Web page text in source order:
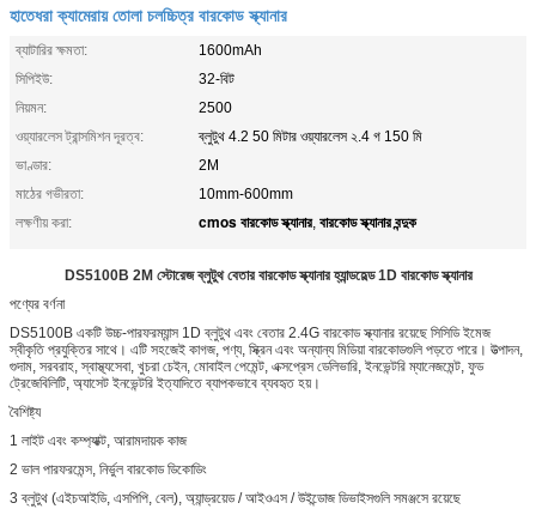
হাতেধরা ক্যামেরায় তোলা চলচ্চিত্র বারকোড স্ক্যানার
ব্যাটারির ক্ষমতা:
1600mAh
সিপিইউ:
32-বিট
নিয়মন:
2500
ওয়্যারলেস ট্রান্সমিশন দূরত্ব:
ব্লুটুথ 4.2 50 মিটার ওয়্যারলেস ২.4 গ ​​150 মি
ভাণ্ডার:
2M
মাঠের গভীরতা:
10mm-600mm
লক্ষণীয় করা:
cmos বারকোড স্ক্যানার, বারকোড স্ক্যানার বন্দুক
DS5100B 2M স্টোরেজ ব্লুটুথ বেতার বারকোড স্ক্যানার হ্যান্ডহেল্ড 1D বারকোড স্ক্যানার
পণ্যের বর্ণনা
DS5100B একটি উচ্চ-পারফরম্যান্স 1D ব্লুটুথ এবং বেতার 2.4G বারকোড স্ক্যানার রয়েছে সিসিডি ইমেজ
স্বীকৃতি প্রযুক্তির সাথে। এটি সহজেই কাগজ, পণ্য, স্ক্রিন এবং অন্যান্য মিডিয়া বারকোডগুলি পড়তে পারে। উত্পাদন,
গুদাম, সরবরাহ, স্বাস্থ্যসেবা, খুচরা চেইন, মোবাইল পেমেন্ট, এক্সপ্রেস ডেলিভারি, ইনভেন্টরি ম্যানেজমেন্ট, ফুড
ট্রেজেবিলিটি, অ্যাসেট ইনভেন্টরি ইত্যাদিতে ব্যাপকভাবে ব্যবহৃত হয়।
বৈশিষ্ট্য
1 লাইট এবং কম্প্যাক্ট, আরামদায়ক কাজ
2 ভাল পারফরমেন্স, নির্ভুল বারকোড ডিকোডিং
3 ব্লুটুথ (এইচআইডি, এসপিপি, বেল), অ্যান্ড্রয়েড / আইওএস / উইন্ডোজ ডিভাইসগুলি সমঞ্জসে রয়েছে